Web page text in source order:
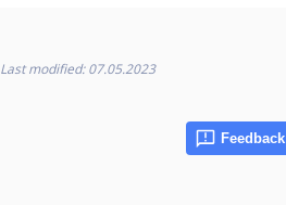
Last modified: 07.05.2023
Feedback